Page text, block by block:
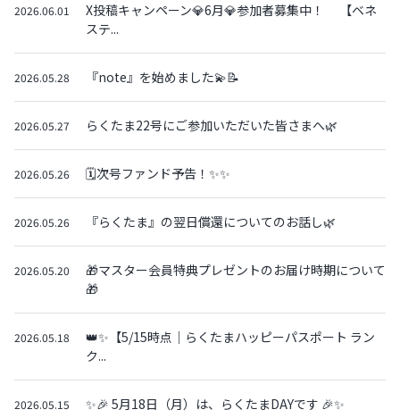
2026.06.01
X投稿キャンペーン💎6月💎参加者募集中！ 【ベネ
ステ...
2026.05.28 『note』を始めました💫📝
2026.05.27 らくたま22号にご参加いただいた皆さまへ🌿
2026.05.26 🗓️次号ファンド予告！✨✨
2026.05.26 『らくたま』の翌日償還についてのお話し🌿
2026.05.20
🎁マスター会員特典プレゼントのお届け時期について
🎁
2026.05.18
👑✨【5/15時点｜らくたまハッピーパスポート ラン
ク...
2026.05.15 ✨🎉 5月18日（月）は、らくたまDAYです 🎉✨